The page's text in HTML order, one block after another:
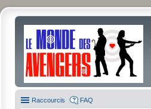
Raccourcis FAQ